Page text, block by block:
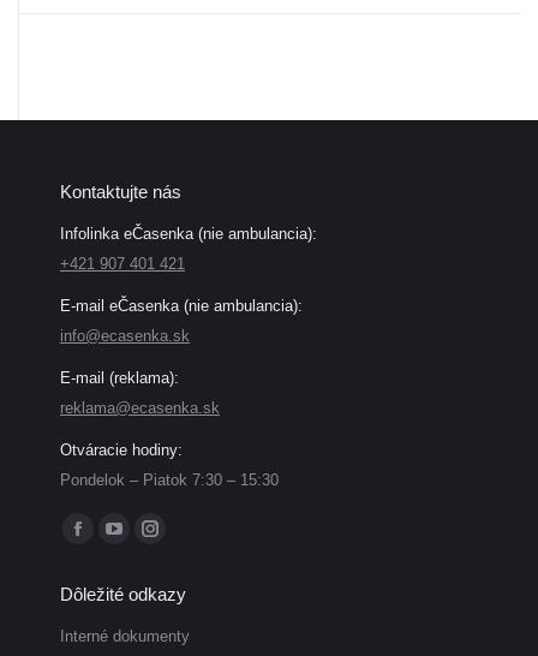
Kontaktujte nás
Infolinka eČasenka (nie ambulancia):
+421 907 401 421
E-mail eČasenka (nie ambulancia):
info@ecasenka.sk
E-mail (reklama):
reklama@ecasenka.sk
Otváracie hodiny:
Pondelok – Piatok 7:30 – 15:30
Find us on:
Facebook
opens
in
YouTube
opens
in
Instagram
opens
in
Dôležité odkazy
Interné dokumenty